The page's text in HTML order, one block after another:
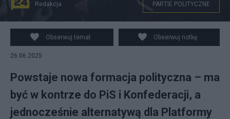
na zdjęciu: Od lewej: senator KO Zygmunt Frankiewicz,
wójt Korycina Mirosław Lech, prezydent Wrocławia
Jacek Sutryk, posłanka KO Sylwia Bielawska, senator KO
Wadim Tyszkiewicz oraz posłowie KO: Elżbieta Polak,
Redakcja PARTIE POLITYCZNE
Obserwuj temat Obserwuj notkę
26.06.2025
Powstaje nowa formacja polityczna – ma
być w kontrze do PiS i Konfederacji, a
jednocześnie alternatywą dla Platformy